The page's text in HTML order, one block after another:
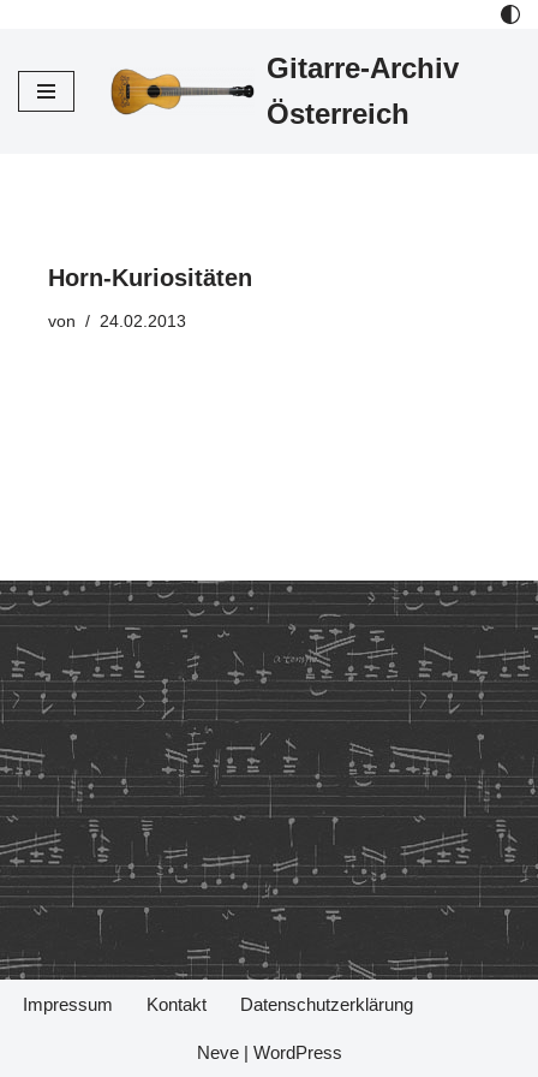
Inhalt
Gitarre-Archiv
Österreich
Horn-Kuriositäten
von 24.02.2013
Impressum Kontakt Datenschutzerklärung
Neve| WordPress